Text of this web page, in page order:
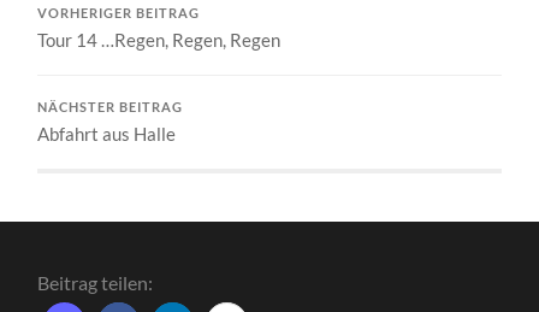
VORHERIGER BEITRAG
Tour 14 …Regen, Regen, Regen
NÄCHSTER BEITRAG
Abfahrt aus Halle
Beitrag teilen: